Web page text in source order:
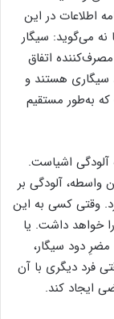
اطلاعات در این
نه می‌گوید: سیگار
اتفاق
سیگاری هستند و
به‌طور مستقیم
آلودگی اشیاست.
واسطه، آلودگی بر
وقتی کسی به این
خواهد داشت. یا
دود سیگار،
فرد دیگری با آن
ایجاد کند.